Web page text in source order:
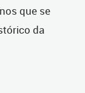
que se
da